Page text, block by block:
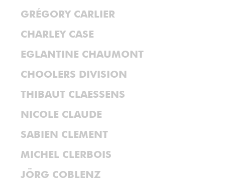
GRÉGORY CARLIER
CHARLEY CASE
EGLANTINE CHAUMONT
CHOOLERS DIVISION
THIBAUT CLAESSENS
NICOLE CLAUDE
SABIEN CLEMENT
MICHEL CLERBOIS
JÖRG COBLENZ